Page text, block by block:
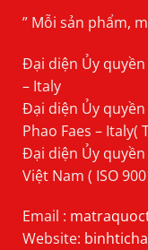
” Mỗi sản phẩm,
Đại diện Ủy
– Italy
Đại diện Ủy
Phao Faes – Italy(
Đại diện Ủy
Việt Nam ( ISO
Email :
Website: